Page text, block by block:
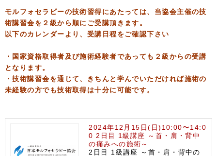
モルフォセラピーの技術習得にあたっては、当協会主催の技
術講習会を２級から順にご受講頂きます。
以下のカレンダーより、受講日程をご確認下さい
・国家資格取得者及び施術経験者であっても２級からの受講
となります。
・技術講習会を通じて、きちんと学んでいただければ施術の
未経験の方でも技術取得は十分に可能です。
2024年12月15日(日)10:00〜14:0
0 2日目 1級講座 ～首・肩・背中
の痛みへの施術～
2日目 1級講座 ～首・肩・背中の